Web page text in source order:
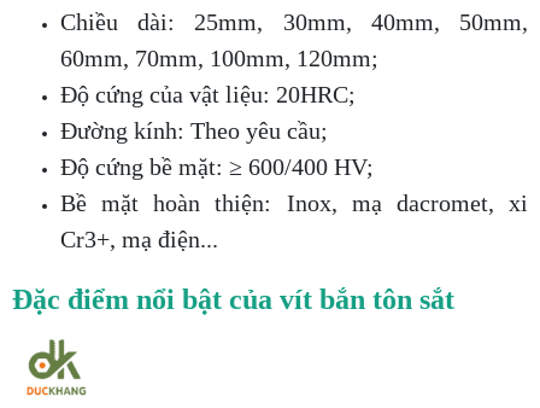
Chiều dài: 25mm, 30mm, 40mm, 50mm,
60mm, 70mm, 100mm, 120mm;
Độ cứng của vật liệu: 20HRC;
Đường kính: Theo yêu cầu;
Độ cứng bề mặt: ≥ 600/400 HV;
Bề mặt hoàn thiện: Inox, mạ dacromet, xi
Cr3+, mạ điện...
Đặc điểm nổi bật của vít bắn tôn sắt